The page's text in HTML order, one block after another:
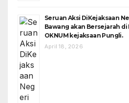
Seruan Aksi DiKejaksaan
Bawang akan Bersejarah
OKNUM kejaksaan Pungli.
April 18, 2026